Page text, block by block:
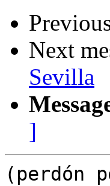
Next
Sevilla
]
(perdón